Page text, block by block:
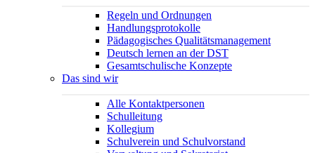
Regeln und Ordnungen
Handlungsprotokolle
Pädagogisches Qualitätsmanagement
Deutsch lernen an der DST
Gesamtschulische Konzepte
Das sind wir
Alle Kontaktpersonen
Schulleitung
Kollegium
Schulverein und Schulvorstand